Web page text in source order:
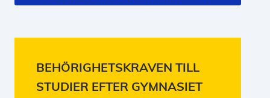
BEHÖRIGHETSKRAVEN TILL
STUDIER EFTER GYMNASIET